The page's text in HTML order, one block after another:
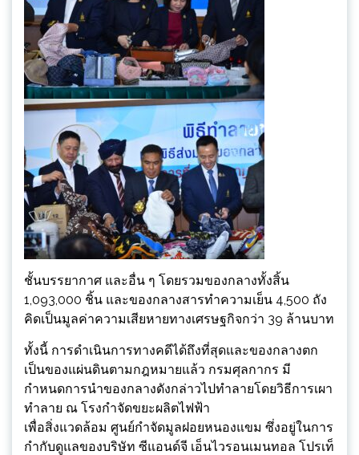
ชั้นบรรยากาศ และอื่น ๆ โดยรวมของกลางทั้งสิ้น
1,093,000 ชิ้น และของกลางสารทำความเย็น 4,500 ถัง
คิดเป็นมูลค่าความเสียหายทางเศรษฐกิจกว่า 39 ล้านบาท
ทั้งนี้ การดำเนินการทางคดีได้ถึงที่สุดและของกลางตก
เป็นของแผ่นดินตามกฎหมายแล้ว กรมศุลกากร มี
กำหนดการนำของกลางดังกล่าวไปทำลายโดยวิธีการเผา
ทำลาย ณ โรงกำจัดขยะผลิตไฟฟ้า
เพื่อสิ่งแวดล้อม ศูนย์กำจัดมูลฝอยหนองแขม ซึ่งอยู่ในการ
กำกับดูแลของบริษัท ซีแอนด์จี เอ็นไวรอนเมนทอล โปรเท็